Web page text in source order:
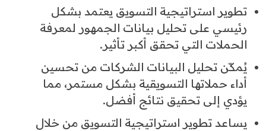
تطوير استراتيجية التسويق يعتمد بشكل
رئيسي على تحليل بيانات الجمهور لمعرفة
الحملات التي تحقق أكبر تأثير.
يُمكّن تحليل البيانات الشركات من تحسين
أداء حملاتها التسويقية بشكل مستمر، مما
يؤدي إلى تحقيق نتائج أفضل.
يساعد تطوير استراتيجية التسويق من خلال